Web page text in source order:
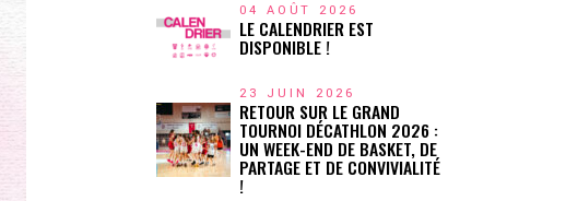
04 AOÛT 2026
LE CALENDRIER EST
DISPONIBLE !
23 JUIN 2026
RETOUR SUR LE GRAND
TOURNOI DÉCATHLON 2026 :
UN WEEK-END DE BASKET, DE
PARTAGE ET DE CONVIVIALITÉ
!